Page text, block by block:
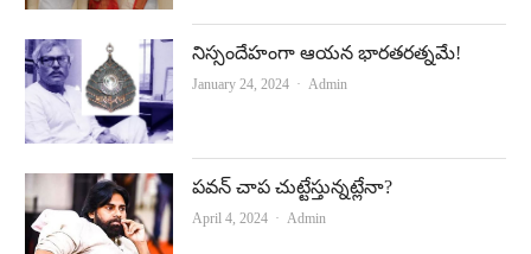
నిస్సందేహంగా ఆయన భారతరత్నమే!
January 24, 2024 Author
Admin
పవన్‌ చాప చుట్టేస్తున్నట్లేనా?
April 4, 2024 Author
Admin